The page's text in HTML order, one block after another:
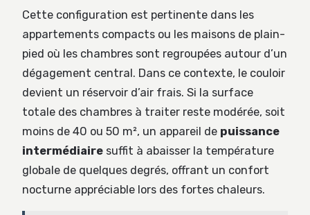
Cette configuration est pertinente dans les
appartements compacts ou les maisons de plain-
pied où les chambres sont regroupées autour d’un
dégagement central. Dans ce contexte, le couloir
devient un réservoir d’air frais. Si la surface
totale des chambres à traiter reste modérée, soit
moins de 40 ou 50 m², un appareil de puissance
intermédiaire suffit à abaisser la température
globale de quelques degrés, offrant un confort
nocturne appréciable lors des fortes chaleurs.